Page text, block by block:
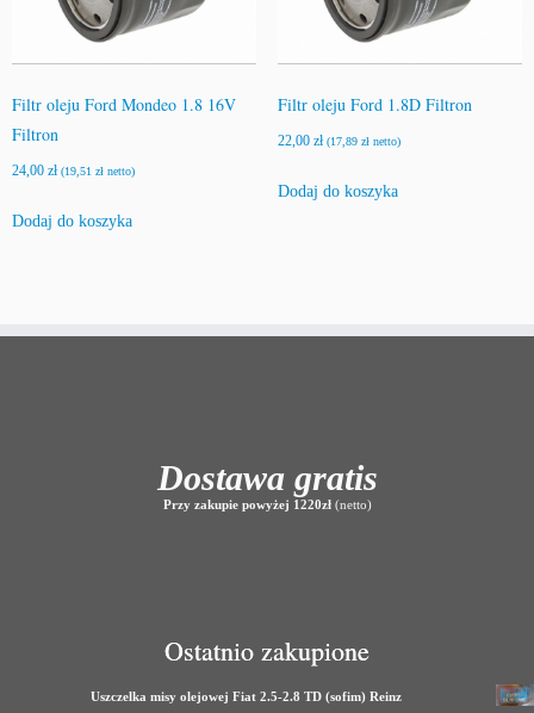
Filtr oleju Ford Mondeo 1.8 16V
Filtron
24,00 zł (19,51 zł netto)
Dodaj do koszyka
Filtr oleju Ford 1.8D Filtron
22,00 zł (17,89 złnetto)
Dodaj do koszyka
Dostawa gratis
Przy zakupie powyżej 1220zł(netto)
Ostatnio zakupione
Uszczelka misy olejowej Fiat 2.5-2.8 TD (sofim) Reinz